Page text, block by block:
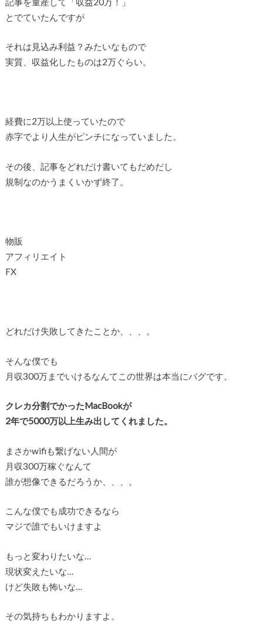
とでていたんですが
それは見込み利益？みたいなもので
実質、収益化したものは2万ぐらい。
経費に2万以上使っていたので
赤字でより人生がピンチになっていました。
その後、記事をどれだけ書いてもだめだし
規制なのかうまくいかず終了。
物販
アフィリエイト
FX
どれだけ失敗してきたことか、、、。
そんな僕でも
月収300万までいけるなんてこの世界は本当にバグです。
クレカ分割でかったMacBookが
2年で5000万以上生み出してくれました。
まさかwifiも繋げない人間が
月収300万稼ぐなんて
誰が想像できるだろうか、、、。
こんな僕でも成功できるなら
マジで誰でもいけますよ
もっと変わりたいな…
現状変えたいな…
けど失敗も怖いな…
その気持ちもわかりますよ。